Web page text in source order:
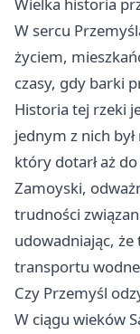
W sercu
życiem,
czasy, gdy barki
Historia tej rzeki
jednym z nich
który dotarł aż
Zamoyski,
trudności
udowadniając, że
transportu
Czy Przemyśl
W ciągu wieków